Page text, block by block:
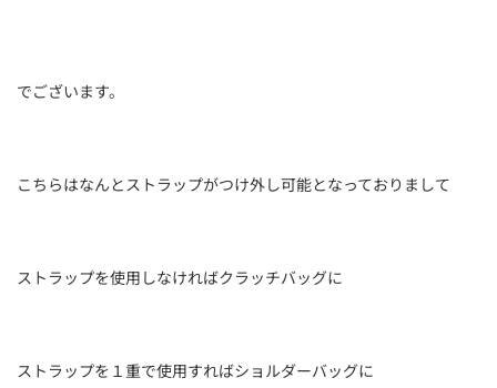
でございます。
こちらはなんとストラップがつけ外し可能となっておりまして
ストラップを使用しなければクラッチバッグに
ストラップを１重で使用すればショルダーバッグに